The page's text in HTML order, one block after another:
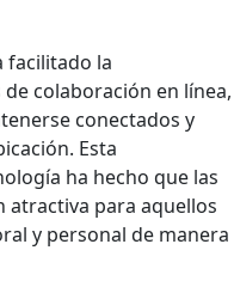
facilitado la
colaboración en línea,
conectados y
Esta
ha hecho que las
atractiva para aquellos
y personal de manera